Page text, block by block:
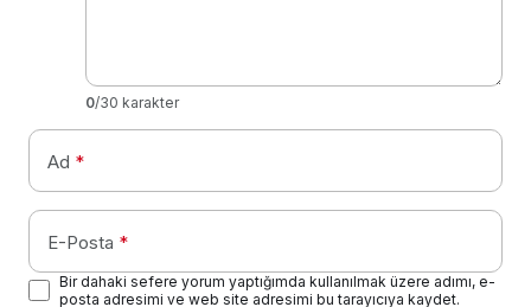
0/30 karakter
Ad *
E-Posta *
Bir dahaki sefere yorum yaptığımda kullanılmak üzere adımı, e-
posta adresimi ve web site adresimi bu tarayıcıya kaydet.